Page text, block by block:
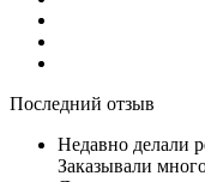
Последний отзыв
Недавно делали
Заказывали